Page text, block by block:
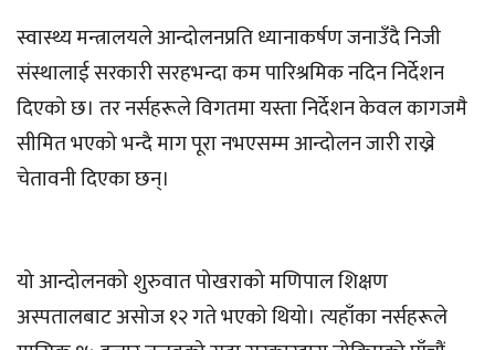
स्वास्थ्य मन्त्रालयले आन्दोलनप्रति ध्यानाकर्षण जनाउँदै निजी
संस्थालाई सरकारी सरहभन्दा कम पारिश्रमिक नदिन निर्देशन
दिएको छ। तर नर्सहरूले विगतमा यस्ता निर्देशन केवल कागजमै
सीमित भएको भन्दै माग पूरा नभएसम्म आन्दोलन जारी राख्ने
चेतावनी दिएका छन्।
यो आन्दोलनको शुरुवात पोखराको मणिपाल शिक्षण
अस्पतालबाट असोज १२ गते भएको थियो। त्यहाँका नर्सहरूले